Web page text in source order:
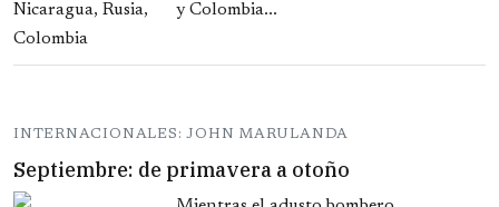
y Colombia...
INTERNACIONALES: JOHN MARULANDA
Septiembre: de primavera a otoño